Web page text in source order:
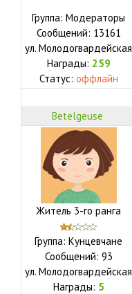
Группа: Модераторы
Сообщений: 13161
ул. Молодогвардейская
Награды: 259
Статус: оффлайн
Betelgeuse
Житель 3-го ранга
Группа: Кунцевчане
Сообщений: 93
ул. Молодогвардейская
Награды: 5